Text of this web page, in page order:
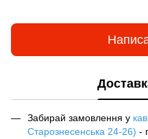
Забирай замовлення у
Старознесенська 24-26) -